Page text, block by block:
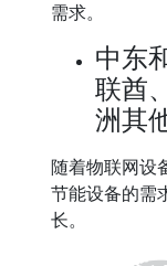
需求。
中东
联酋
洲其
随着物联网设
节能设备的需
长。